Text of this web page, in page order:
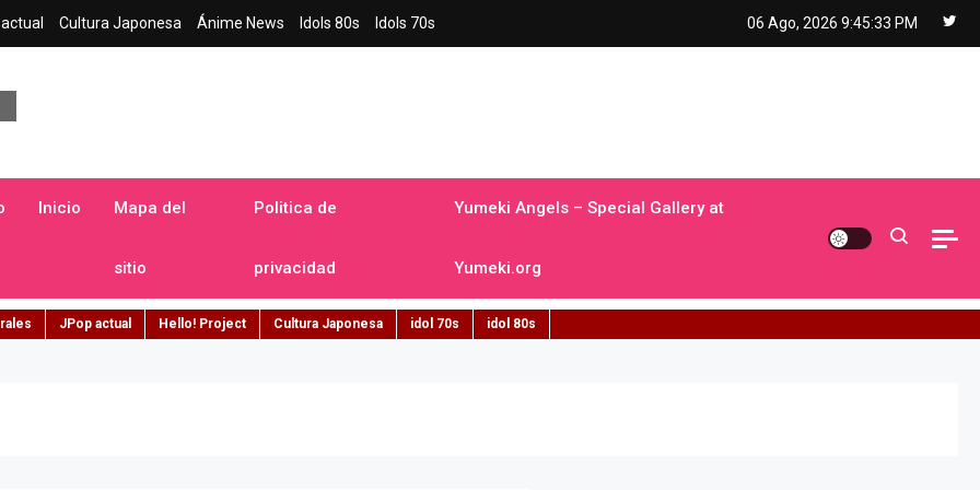
Cultura Japonesa Ánime News Idols 80s Idols 70s 06 Ago, 2026 9:45:34 PM
Inicio Mapa del
sitio
Politica de
privacidad
Yumeki Angels – Special Gallery at
Yumeki.org
JPop actual Hello! Project Cultura Japonesa idol 70s idol 80s